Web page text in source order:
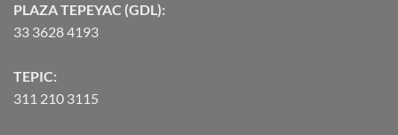
PLAZA TEPEYAC (GDL):
33 3628 4193
TEPIC:
311 210 3115